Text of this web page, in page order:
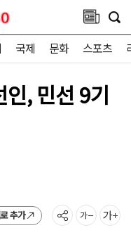
국제 문화 스포츠
, 민선 9기
추가